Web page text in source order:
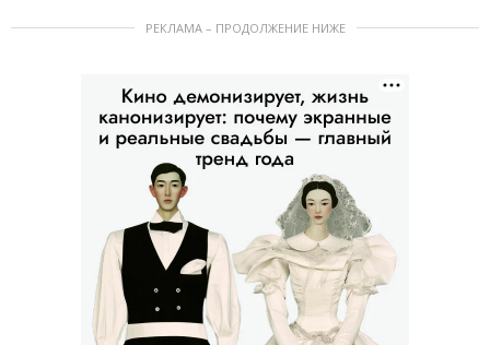
РЕКЛАМА – ПРОДОЛЖЕНИЕ НИЖЕ